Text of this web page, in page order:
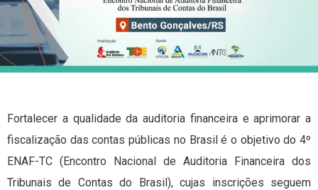
Fortalecer a qualidade da auditoria financeira e aprimorar a
fiscalização das contas públicas no Brasil é o objetivo do 4º
ENAF-TC (Encontro Nacional de Auditoria Financeira dos
Tribunais de Contas do Brasil), cujas inscrições seguem